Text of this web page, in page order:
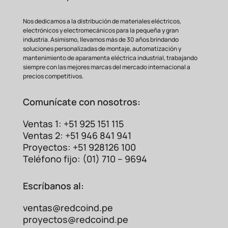
Nos dedicamos a la distribución de materiales eléctricos,
electrónicos y electromecánicos para la pequeña y gran
industria. Asimismo, llevamos más de 30 años brindando
soluciones personalizadas de montaje, automatización y
mantenimiento de aparamenta eléctrica industrial, trabajando
siempre con las mejores marcas del mercado internacional a
precios competitivos.
Comunícate con nosotros:
Ventas 1: +51 925 151 115
Ventas 2: +51 946 841 941
Proyectos: +51 928126 100
Teléfono fijo: (01) 710 – 9694
Escríbanos al:
ventas@redcoind.pe
proyectos@redcoind.pe